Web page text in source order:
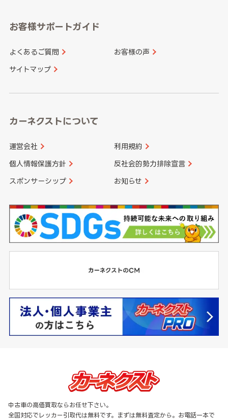
愛知県
和歌山県
山口県
香川県 愛媛県
長崎県
大分県 宮崎県
お客様サポートガイド
よくあるご質問 お客様の声
サイトマップ
カーネクストについて
運営会社 利用規約
個人情報保護方針 反社会的勢力排除宣言
スポンサーシップ お知らせ
中古車の高価買取ならお任せ下さい。
全国対応でレッカー引取代は無料です。まずは無料査定から。お電話一本で